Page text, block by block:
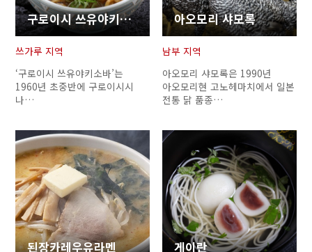
구로이시 쓰유야키소바
쓰가루 지역
‘구로이시 쓰유야키소바’는
1960년 초중반에 구로이시시
나…
아오모리 샤모록
남부 지역
아오모리 샤모록은 1990년
아오모리현 고노헤마치에서 일본
전통 닭 품종…
된장카레우유라멘 게이란